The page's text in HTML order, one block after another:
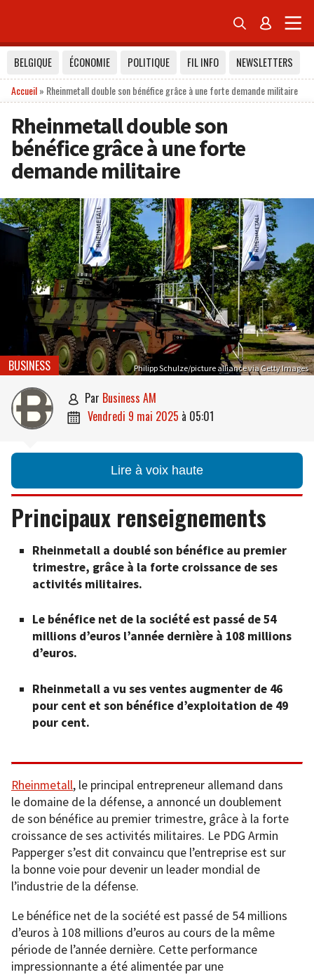
 
BELGIQUE ÉCONOMIE POLITIQUE FIL INFO
NEWSLETTERS
Accueil» Rheinmetall double son bénéfice grâce à une forte demande militaire
Rheinmetall double son
bénéfice grâce à une forte
demande militaire
Philipp Schulze/picture alliance via Getty Images
BUSINESS
 par Business AM
 vendredi 9 mai 2025 à 05:01
Lire à voix haute
Principaux renseignements
Rheinmetall a doublé son bénéfice au premier
trimestre, grâce à la forte croissance de ses
activités militaires.
Le bénéfice net de la société est passé de 54
millions d’euros l’année dernière à 108 millions
d’euros.
Rheinmetall a vu ses ventes augmenter de 46
pour cent et son bénéfice d’exploitation de 49
pour cent.
Rheinmetall, le principal entrepreneur allemand dans
le domaine de la défense, a annoncé un doublement
de son bénéfice au premier trimestre, grâce à la forte
croissance de ses activités militaires. Le PDG Armin
Papperger s’est dit convaincu que l’entreprise est sur
la bonne voie pour devenir un leader mondial de
l’industrie de la défense.
Le bénéfice net de la société est passé de 54 millions
d’euros à 108 millions d’euros au cours de la même
période de l’année dernière. Cette performance
impressionnante a été alimentée par une